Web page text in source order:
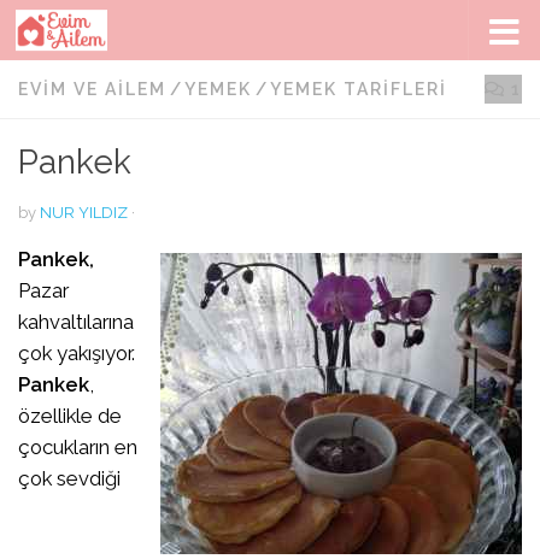
Skip to content
EVIM VE AILEM /YEMEK /YEMEK TARIFLERI
Pankek
by NUR YILDIZ ·
Pankek,
Pazar
kahvaltılarına
çok yakışıyor.
Pankek,
özellikle de
çocukların en
çok sevdiği